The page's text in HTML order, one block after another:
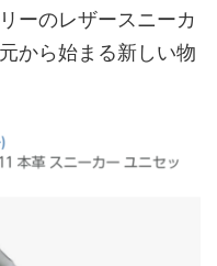
ーのレザースニーカ
から始まる新しい物